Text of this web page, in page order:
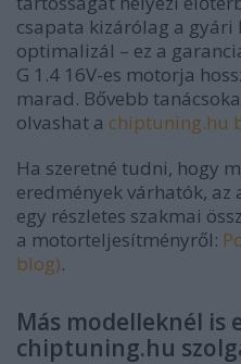
csapata kizárólag a
optimalizál – ez a
G 1.4 16V-es motorja
marad. Bővebb
olvashat a chiptuning.hu
Ha szeretné tudni, hogy
eredmények várhatók,
egy részletes szakmai
a motorteljesítményről:
blog).
Más modelleknél is
chiptuning.hu